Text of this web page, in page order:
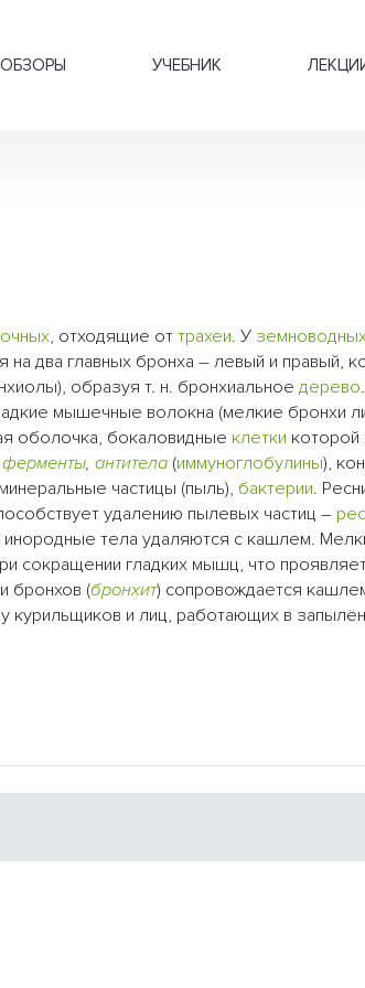
ОБЗОРЫ УЧЕБНИК
, отходящие от трахеи. У
на два главных бронха – левый и правый,
образуя т. н. бронхиальное дерево
мышечные волокна (мелкие бронхи
оболочка, бокаловидные клетки которой
ферменты, антитела (иммуноглобулины),
частицы (пыль), бактерии.
удалению пылевых частиц –
инородные тела удаляются с кашлем.
сокращении гладких мышц, что
бронхов (бронхит) сопровождается
курильщиков и лиц, работающих в